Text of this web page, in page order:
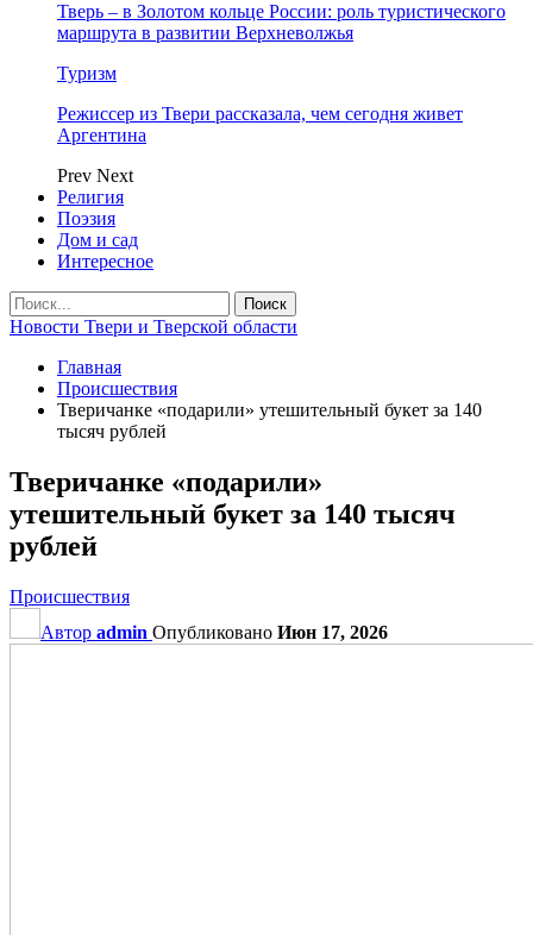
Тверь – в Золотом кольце России: роль туристического
маршрута в развитии Верхневолжья
Туризм
Режиссер из Твери рассказала, чем сегодня живет
Аргентина
Prev Next
Религия
Поэзия
Дом и сад
Интересное
Новости Твери и Тверской области
Главная
Происшествия
Тверичанке «подарили» утешительный букет за 140
тысяч рублей
Тверичанке «подарили»
утешительный букет за 140 тысяч
рублей
Происшествия
Автор admin Опубликовано Июн 17, 2026